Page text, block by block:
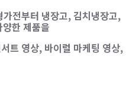
전부터 냉장고, 김치냉장고,
한 제품을
트 영상, 바이럴 마케팅 영상,